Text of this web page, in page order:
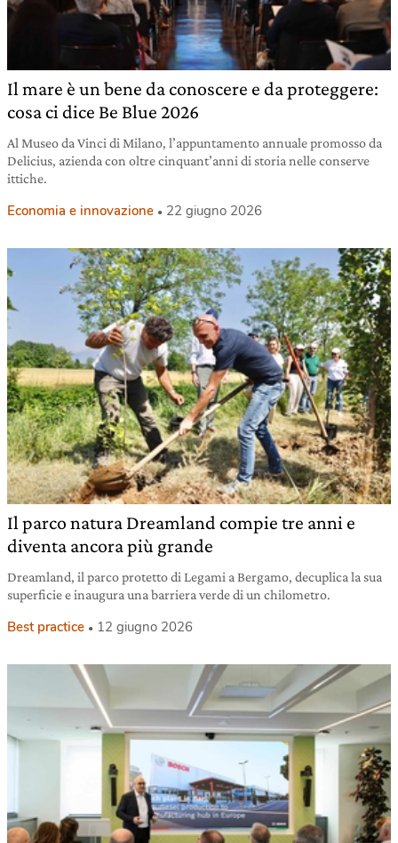
Il mare è un bene da conoscere e da proteggere:
cosa ci dice Be Blue 2026
Al Museo da Vinci di Milano, l’appuntamento annuale promosso da
Delicius, azienda con oltre cinquant’anni di storia nelle conserve
ittiche.
Economia e innovazione 22 giugno 2026
Il parco natura Dreamland compie tre anni e
diventa ancora più grande
Dreamland, il parco protetto di Legami a Bergamo, decuplica la sua
superficie e inaugura una barriera verde di un chilometro.
Best practice 12 giugno 2026